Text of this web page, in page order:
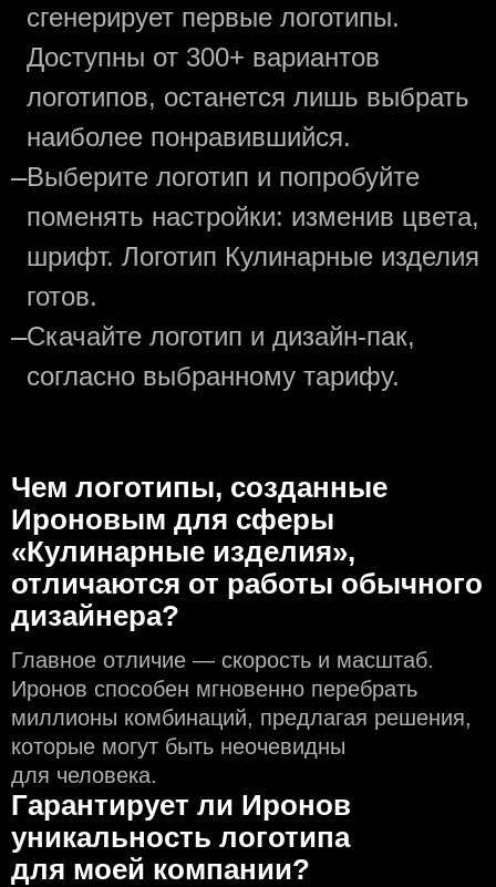
сгенерирует первые логотипы.
Доступны от 300+ вариантов
логотипов, останется лишь выбрать
наиболее понравившийся.
—Выберите логотип и попробуйте
поменять настройки: изменив цвета,
шрифт. Логотип Кулинарные изделия
готов.
—Скачайте логотип и дизайн-пак,
согласно выбранному тарифу.
Чем логотипы, созданные
Ироновым для сферы
«Кулинарные изделия»,
отличаются от работы обычного
дизайнера?
Главное отличие — скорость и масштаб.
Иронов способен мгновенно перебрать
миллионы комбинаций, предлагая решения,
которые могут быть неочевидны
для человека.
Гарантирует ли Иронов
уникальность логотипа
для моей компании?